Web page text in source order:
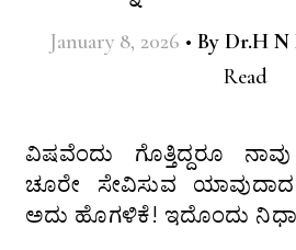
January 8, 2026 • By Dr.H N
Read
ವಿಷವೆಂದು ಗೊತ್ತಿದ್ದರೂ ನಾವು ಇಷ್ಟಪಟ್ಟು ಚೂರು
ಚೂರೇ ಸೇವಿಸುವ
ಅದು ಹೊಗಳಿಕೆ! ಇದೊಂದು